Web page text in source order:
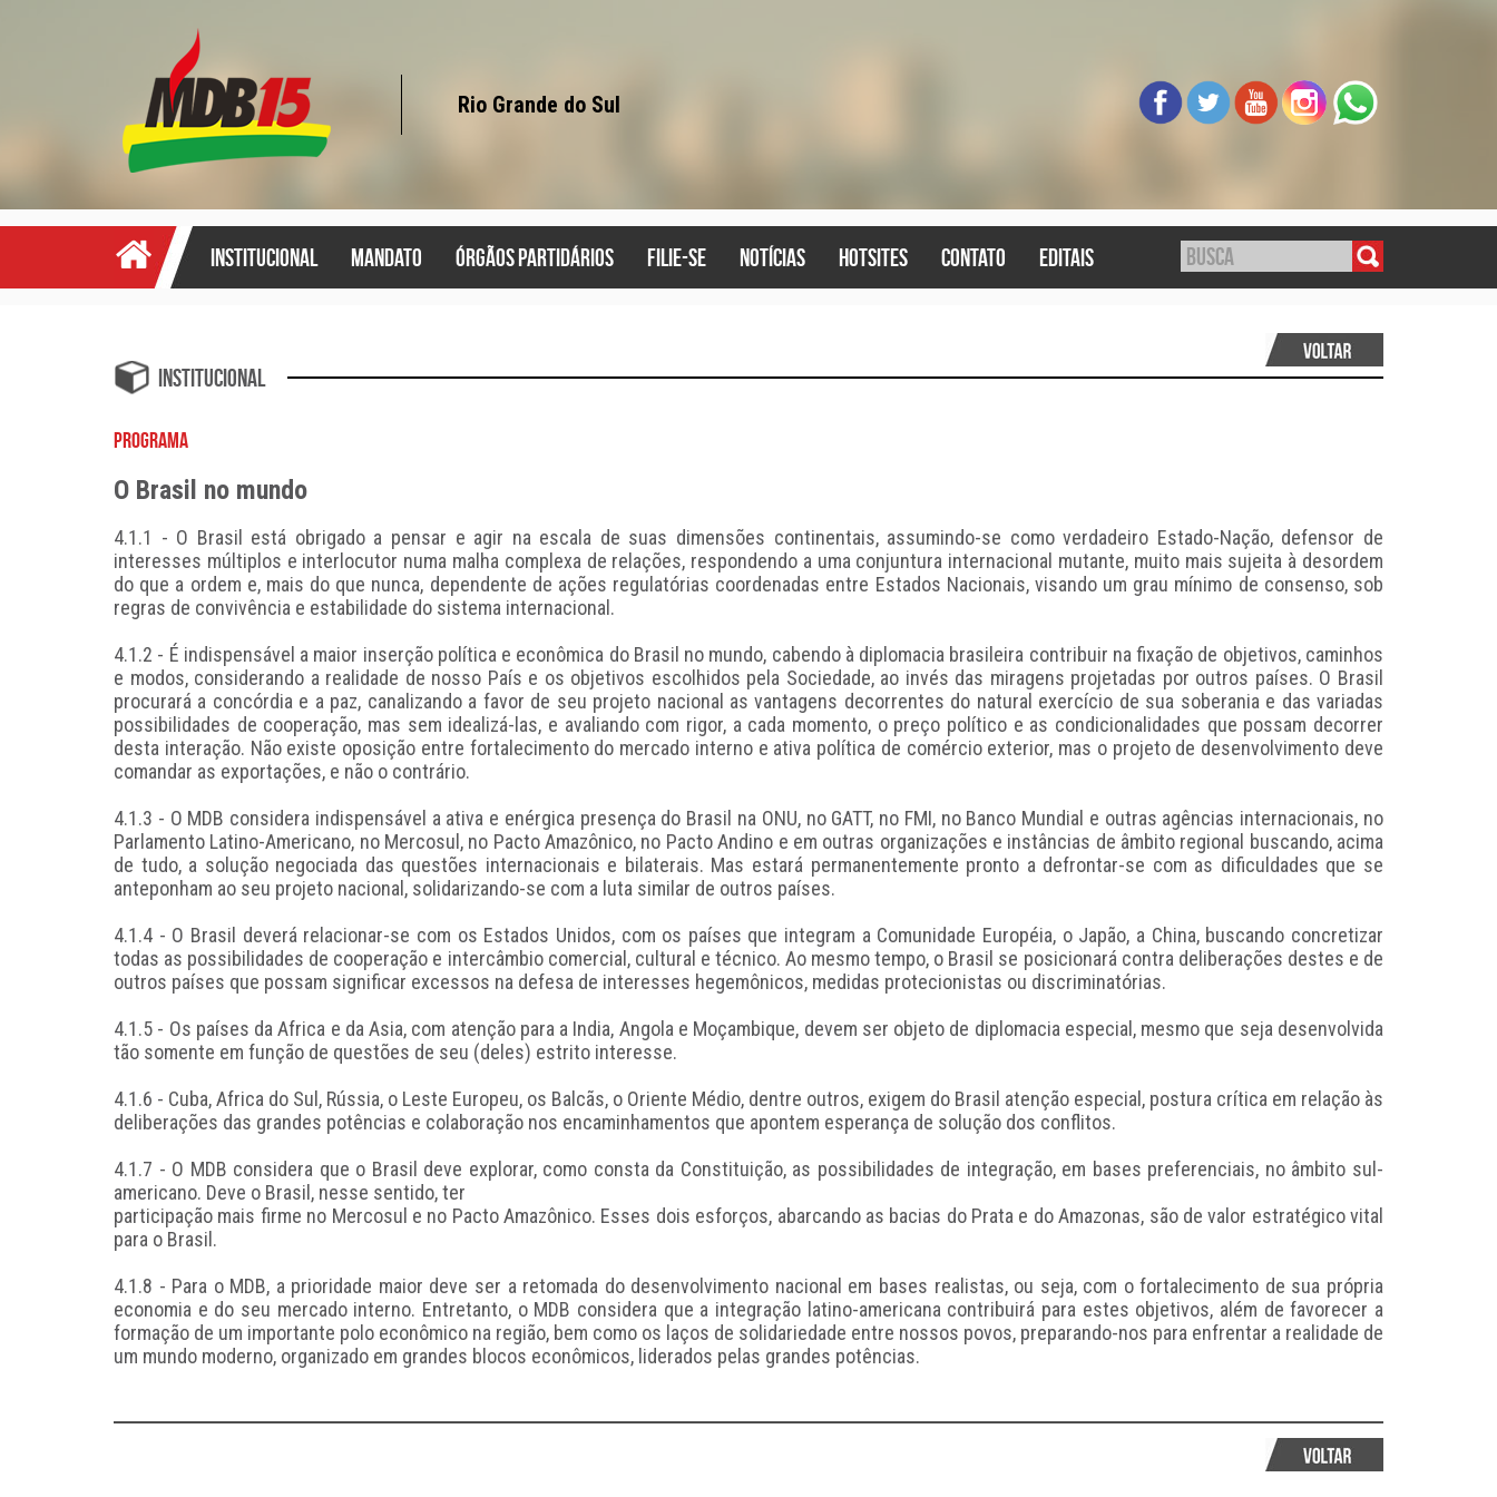
Rio Grande do Sul
institucional mandato órgãos partidários filie-se notícias hotsites contato editais
Institucional
PROGRAMA
O Brasil no mundo
4.1.1 - O Brasil está obrigado a pensar e agir na escala de suas dimensões continentais, assumindo-se como verdadeiro Estado-Nação, defensor de
interesses múltiplos e interlocutor numa malha complexa de relações, respondendo a uma conjuntura internacional mutante, muito mais sujeita à desordem
do que a ordem e, mais do que nunca, dependente de ações regulatórias coordenadas entre Estados Nacionais, visando um grau mínimo de consenso, sob
regras de convivência e estabilidade do sistema internacional.
4.1.2 - É indispensável a maior inserção política e econômica do Brasil no mundo, cabendo à diplomacia brasileira contribuir na fixação de objetivos, caminhos
e modos, considerando a realidade de nosso País e os objetivos escolhidos pela Sociedade, ao invés das miragens projetadas por outros países. O Brasil
procurará a concórdia e a paz, canalizando a favor de seu projeto nacional as vantagens decorrentes do natural exercício de sua soberania e das variadas
possibilidades de cooperação, mas sem idealizá-las, e avaliando com rigor, a cada momento, o preço político e as condicionalidades que possam decorrer
desta interação. Não existe oposição entre fortalecimento do mercado interno e ativa política de comércio exterior, mas o projeto de desenvolvimento deve
comandar as exportações, e não o contrário.
4.1.3 - O MDB considera indispensável a ativa e enérgica presença do Brasil na ONU, no GATT, no FMI, no Banco Mundial e outras agências internacionais, no
Parlamento Latino-Americano, no Mercosul, no Pacto Amazônico, no Pacto Andino e em outras organizações e instâncias de âmbito regional buscando, acima
de tudo, a solução negociada das questões internacionais e bilaterais. Mas estará permanentemente pronto a defrontar-se com as dificuldades que se
anteponham ao seu projeto nacional, solidarizando-se com a luta similar de outros países.
4.1.4 - O Brasil deverá relacionar-se com os Estados Unidos, com os países que integram a Comunidade Européia, o Japão, a China, buscando concretizar
todas as possibilidades de cooperação e intercâmbio comercial, cultural e técnico. Ao mesmo tempo, o Brasil se posicionará contra deliberações destes e de
outros países que possam significar excessos na defesa de interesses hegemônicos, medidas protecionistas ou discriminatórias.
4.1.5 - Os países da Africa e da Asia, com atenção para a India, Angola e Moçambique, devem ser objeto de diplomacia especial, mesmo que seja desenvolvida
tão somente em função de questões de seu (deles) estrito interesse.
4.1.6 - Cuba, Africa do Sul, Rússia, o Leste Europeu, os Balcãs, o Oriente Médio, dentre outros, exigem do Brasil atenção especial, postura crítica em relação às
deliberações das grandes potências e colaboração nos encaminhamentos que apontem esperança de solução dos conflitos.
4.1.7 - O MDB considera que o Brasil deve explorar, como consta da Constituição, as possibilidades de integração, em bases preferenciais, no âmbito sul-
americano. Deve o Brasil, nesse sentido, ter
participação mais firme no Mercosul e no Pacto Amazônico. Esses dois esforços, abarcando as bacias do Prata e do Amazonas, são de valor estratégico vital
para o Brasil.
4.1.8 - Para o MDB, a prioridade maior deve ser a retomada do desenvolvimento nacional em bases realistas, ou seja, com o fortalecimento de sua própria
economia e do seu mercado interno. Entretanto, o MDB considera que a integração latino-americana contribuirá para estes objetivos, além de favorecer a
formação de um importante polo econômico na região, bem como os laços de solidariedade entre nossos povos, preparando-nos para enfrentar a realidade de
um mundo moderno, organizado em grandes blocos econômicos, liderados pelas grandes potências.